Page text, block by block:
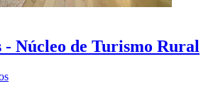
- Núcleo de Turismo Rural